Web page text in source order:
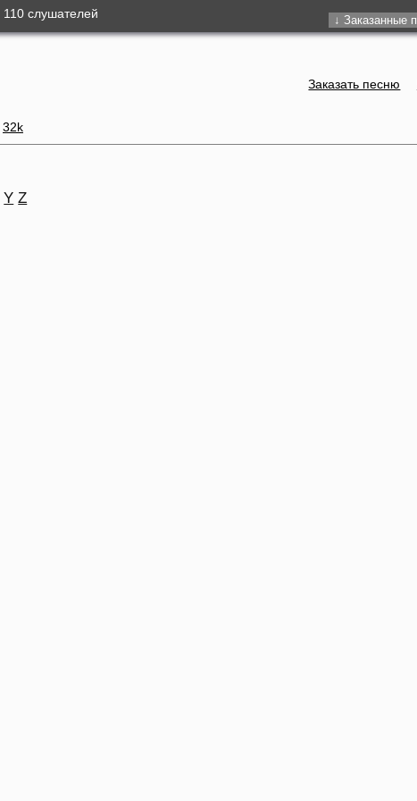
110 слушателей
32k
Заказать песню
Y Z